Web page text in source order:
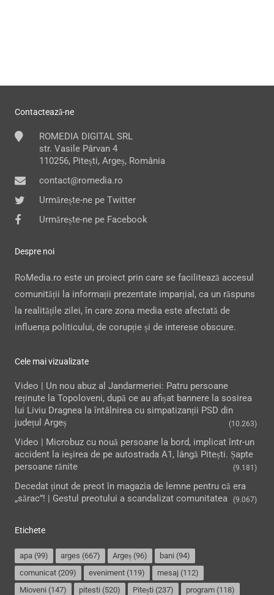
Contactează-ne
ROMEDIA DIGITAL SRL
str. Vasile Pârvan 4
110256, Pitești, Argeș, România
contact@romedia.ro
Urmărește-ne pe Twitter
Urmărește-ne pe Facebook
Despre noi
RoMedia.ro este un proiect prin care se facilitează accesul
comunității la informații prezentate imparțial, ca un răspuns
la realitățile zilei, în care zona media este afectată de
influența politicului, de corupție și de interese obscure.
Cele mai vizualizate
Video | Un nou abuz al Jandarmeriei: Patru persoane
reținute la Topoloveni, după ce au afișat bannere la sosirea
lui Liviu Dragnea la întâlnirea cu simpatizanții PSD din
județul Argeș
(10.263)
Video | Microbuz cu nouă persoane la bord, implicat într-un
accident la ieşirea de pe autostrada A1, lângă Pitești. Șapte
persoane rănite
(9.181)
Decedat ținut de preot în magazia de lemne pentru că era
„sărac”! | Gestul preotului a scandalizat comunitatea
(9.067)
Etichete
apa (99) arges (667) Argeș (96) bani (94)
comunicat (209) eveniment (119) mesaj (112)
Mioveni (147) pitesti (520) Pitești (237) program (118)